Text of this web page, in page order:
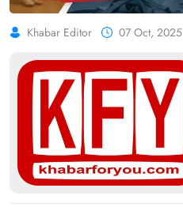
Khabar Editor 07 Oct, 2025